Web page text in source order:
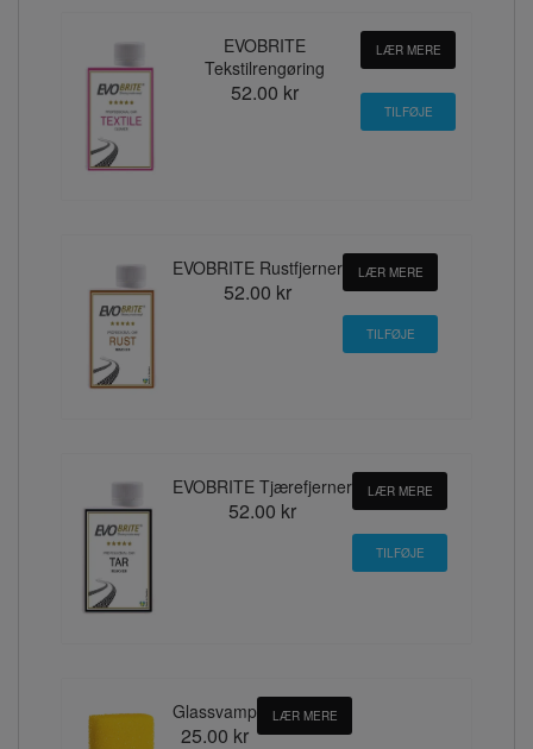
EVOBRITE
Tekstilrengøring
52.00 kr
LÆR MERE
EVOBRITE Rustfjerner
52.00 kr
LÆR MERE
EVOBRITE Tjærefjerner
52.00 kr
LÆR MERE
Glassvamp
25.00 kr
LÆR MERE